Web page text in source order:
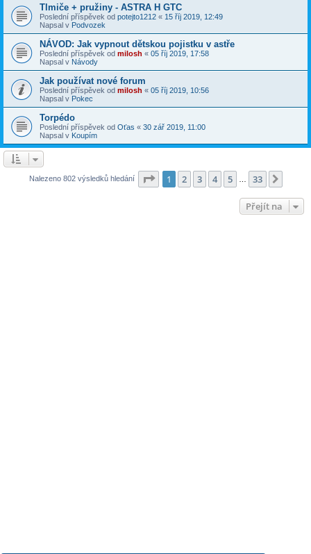
Tlmiče + pružiny - ASTRA H GTC
Poslední příspěvek od potejto1212 « 15 říj 2019, 12:49
Napsal v Podvozek
NÁVOD: Jak vypnout dětskou pojistku v astře
Poslední příspěvek od milosh « 05 říj 2019, 17:58
Napsal v Návody
Jak používat nové forum
Poslední příspěvek od milosh « 05 říj 2019, 10:56
Napsal v Pokec
Torpédo
Poslední příspěvek od Oťas « 30 zář 2019, 11:00
Napsal v Koupím
Nalezeno 802 výsledků hledání Stránka z 33
1 2 3 4 5 33
Přejít na